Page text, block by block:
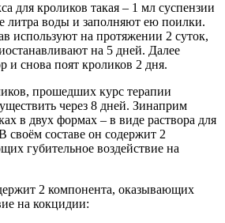
для кроликов такая – 1 мл суспензии
литра воды и заполняют ею поилки.
используют на протяжении 2 суток,
на 5 дней. Далее
и снова поят кроликов 2 дня.
прошедших курс терапии
через 8 дней. Зинаприм
в двух формах – в виде раствора для
составе он содержит 2
губительное воздействие на
2 компонента, оказывающих
на кокцидии: